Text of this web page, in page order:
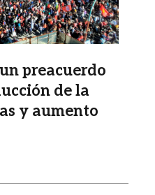
preacuerdo
de la
y aumento